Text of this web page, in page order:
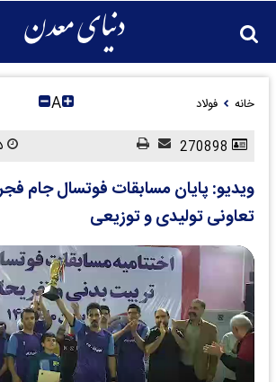
خانه فولاد A
ویدیو: پایان مسابقات فوتسال جام
تعاونی تولیدی و توزیعی